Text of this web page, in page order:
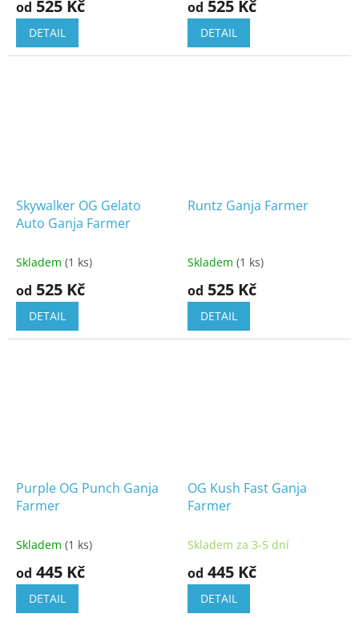
od 525 Kč
DETAIL
od 525 Kč
DETAIL
Skywalker OG Gelato
Auto Ganja Farmer
Skladem (1 ks)
od 525 Kč
DETAIL
Runtz Ganja Farmer
Skladem (1 ks)
od 525 Kč
DETAIL
Purple OG Punch Ganja
Farmer
Skladem (1 ks)
od 445 Kč
DETAIL
OG Kush Fast Ganja
Farmer
Skladem za 3-5 dní
od 445 Kč
DETAIL